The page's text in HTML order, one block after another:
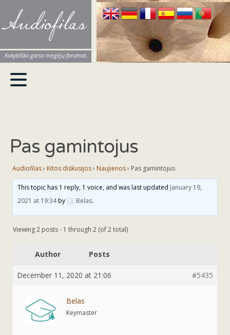
Audiofilas
Kokybiško garso mėgėjų forumas
Pas gamintojus
Audiofilas› Kitos diskusijos› Naujienos› Pas gamintojus
This topic has 1 reply, 1 voice, and was last updated January 19,
2021 at 19:34by Belas.
Viewing 2 posts - 1 through 2 (of 2 total)
Author Posts
December 11, 2020 at 21:06 #5435
Belas
Keymaster